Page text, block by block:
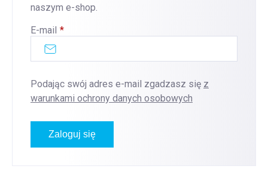
naszym e-shop.
E-mail
Podając swój adres e-mail zgadzasz się z
warunkami ochrony danych osobowych
Zaloguj się